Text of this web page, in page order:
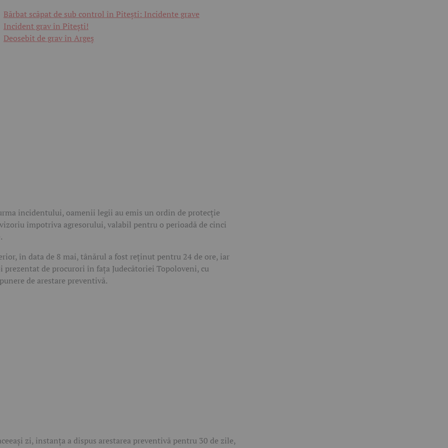
Bărbat scăpat de sub control în Pitești: Incidente grave
Incident grav în Pitești!
Deosebit de grav în Argeș
incidentului, oamenii legii au emis un ordin de protecție
împotriva agresorului, valabil pentru o perioadă de cinci
în data de 8 mai, tânărul a fost reținut pentru 24 de ore, iar
prezentat de procurori în fața Judecătoriei Topoloveni, cu
de arestare preventivă.
zi, instanța a dispus arestarea preventivă pentru 30 de zile,